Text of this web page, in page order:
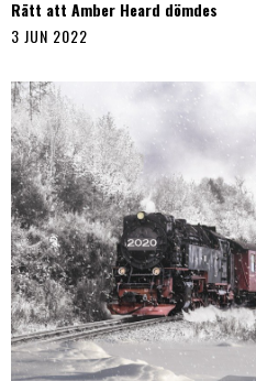
Rätt att Amber Heard dömdes
3 JUN 2022